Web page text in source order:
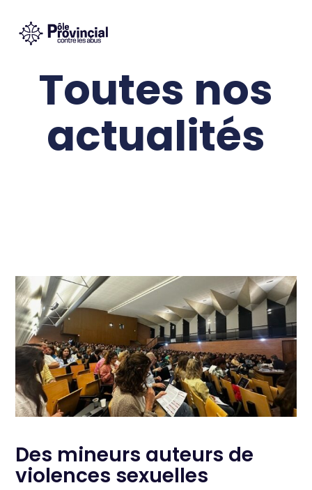
Toutes nos
actualités
Des mineurs auteurs de
violences sexuelles